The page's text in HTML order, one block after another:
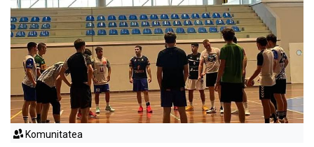
Komunitatea